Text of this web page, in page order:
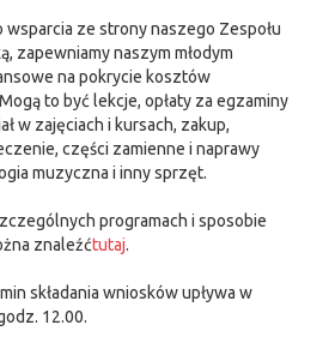
ze strony naszego Zespołu
zapewniamy naszym młodym
na pokrycie kosztów
to być lekcje, opłaty za egzaminy
w zajęciach i kursach, zakup,
części zamienne i naprawy
muzyczna i inny sprzęt.
programach i sposobie
znaleźćtutaj.
składania wniosków upływa w
12.00.